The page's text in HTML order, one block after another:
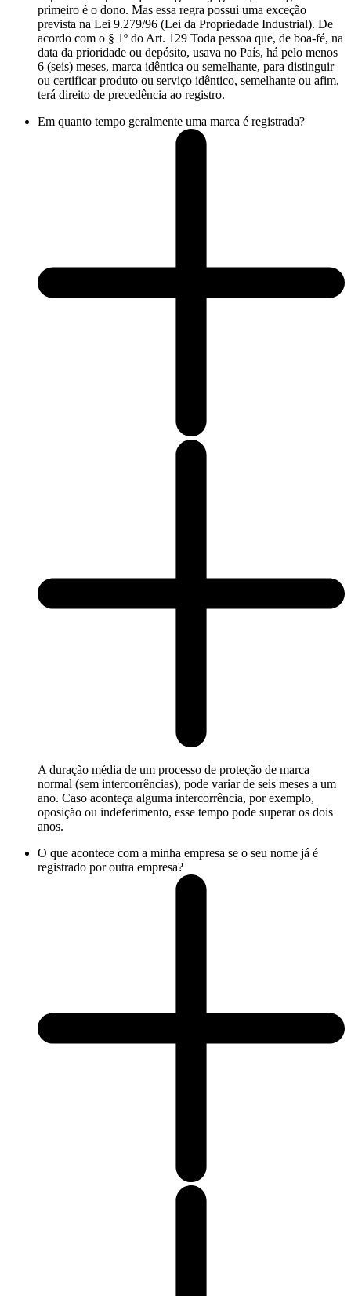
primeiro é o dono. Mas essa regra possui uma exceção
prevista na Lei 9.279/96 (Lei da Propriedade Industrial). De
acordo com o § 1º do Art. 129 Toda pessoa que, de boa-fé, na
data da prioridade ou depósito, usava no País, há pelo menos
6 (seis) meses, marca idêntica ou semelhante, para distinguir
ou certificar produto ou serviço idêntico, semelhante ou afim,
terá direito de precedência ao registro.
Em quanto tempo geralmente uma marca é registrada?
A duração média de um processo de proteção de marca
normal (sem intercorrências), pode variar de seis meses a um
ano. Caso aconteça alguma intercorrência, por exemplo,
oposição ou indeferimento, esse tempo pode superar os dois
anos.
O que acontece com a minha empresa se o seu nome já é
registrado por outra empresa?